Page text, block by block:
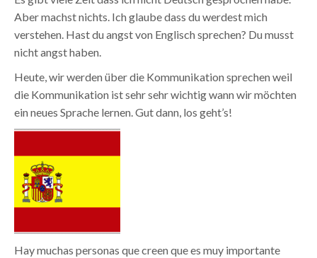
Aber machst nichts. Ich glaube dass du werdest mich
verstehen. Hast du angst von Englisch sprechen? Du musst
nicht angst haben.
Heute, wir werden über die Kommunikation sprechen weil
die Kommunikation ist sehr sehr wichtig wann wir möchten
ein neues Sprache lernen. Gut dann, los geht’s!
Hay muchas personas que creen que es muy importante